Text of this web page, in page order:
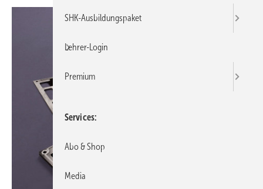
SHK-Ausbildungspaket
Lehrer-Login
Premium
Services
Abo & Shop
Media